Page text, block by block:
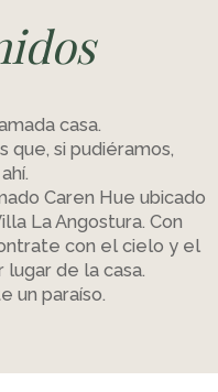
casa.
que, si pudiéramos,
Caren Hue ubicado
La Angostura. Con
con el cielo y el
de la casa.
un paraíso.